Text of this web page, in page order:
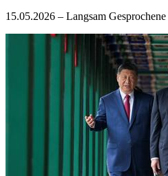
15.05.2026 – Langsam